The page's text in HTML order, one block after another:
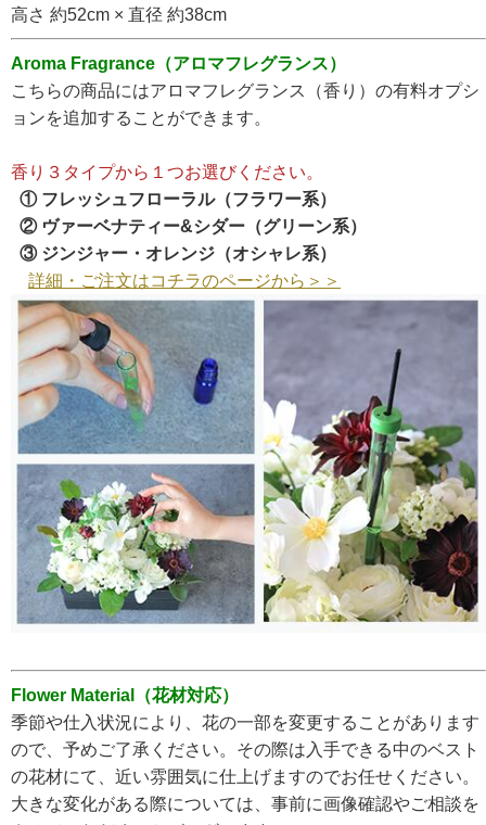
高さ 約52cm × 直径 約38cm
Aroma Fragrance（アロマフレグランス）
こちらの商品にはアロマフレグランス（香り）の有料オプシ
ョンを追加することができます。
香り３タイプから１つお選びください。
① フレッシュフローラル（フラワー系）
② ヴァーベナティー&シダー（グリーン系）
③ ジンジャー・オレンジ（オシャレ系）
詳細・ご注文はコチラのページから＞＞
Flower Material（花材対応）
季節や仕入状況により、花の一部を変更することがあります
ので、予めご了承ください。その際は入手できる中のベスト
の花材にて、近い雰囲気に仕上げますのでお任せください。
大きな変化がある際については、事前に画像確認やご相談を